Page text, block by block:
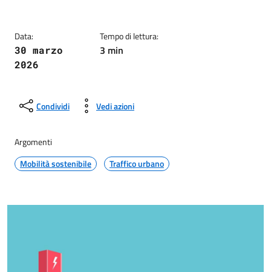
Data:
30 marzo
2026
Tempo di lettura:
3 min
Condividi Vedi azioni
Argomenti
Mobilità sostenibile
Traffico urbano